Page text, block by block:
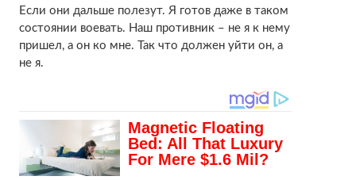
Если они дальше полезут. Я готов даже в таком
состоянии воевать. Наш противник – не я к нему
пришел, а он ко мне. Так что должен уйти он, а
не я.